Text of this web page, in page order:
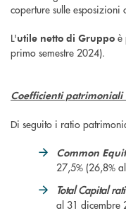
coperture sulle esposizioni
L'utile netto di Gruppo è
primo semestre 2024).
Coefficienti
Di seguito i ratio
Common
27,5% (26,8%
Total Capital
al 31 dicembre